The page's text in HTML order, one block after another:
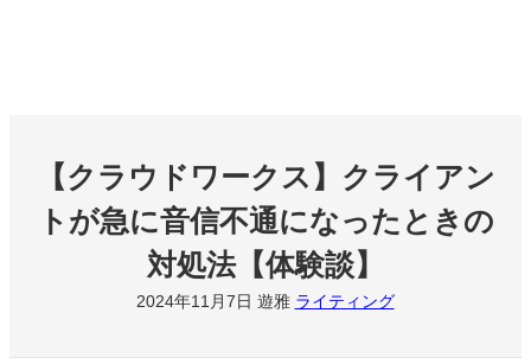
【クラウドワークス】クライアン
トが急に音信不通になったときの
対処法【体験談】
2024年11月7日 遊雅 ライティング